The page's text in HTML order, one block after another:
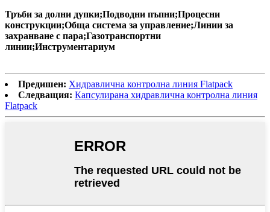
Тръби за долни дупки;Подводни пъпни;Процесни
конструкции;Обща система за управление;Линии за
захранване с пара;Газотранспортни
линии;Инструментариум
Предишен: Хидравлична контролна линия Flatpack
Следващия: Капсулирана хидравлична контролна линия
Flatpack